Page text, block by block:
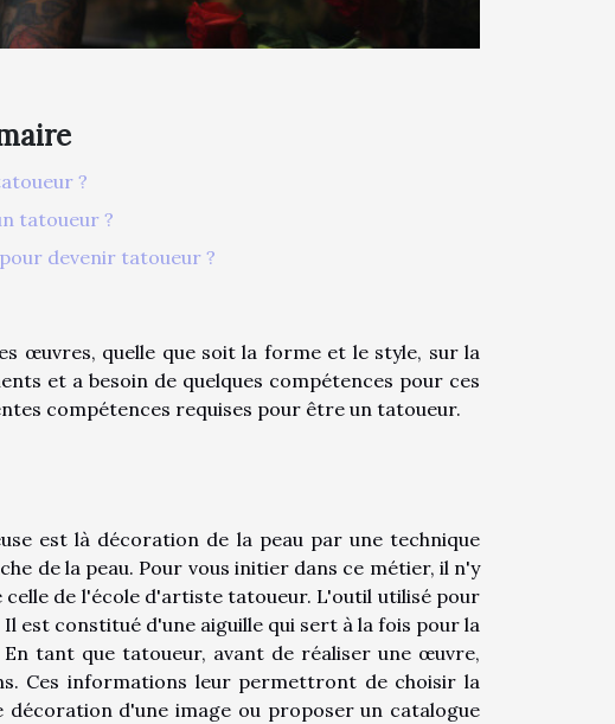
?
tatoueur ?
devenir tatoueur ?
œuvres, quelle que soit la forme et le style, sur la
et a besoin de quelques compétences pour ces
compétences requises pour être un tatoueur.
est là décoration de la peau par une technique
de la peau. Pour vous initier dans ce métier, il n'y
celle de l'école d'artiste tatoueur. L'outil utilisé pour
est constitué d'une aiguille qui sert à la fois pour la
tant que tatoueur, avant de réaliser une œuvre,
Ces informations leur permettront de choisir la
d'une image ou proposer un catalogue